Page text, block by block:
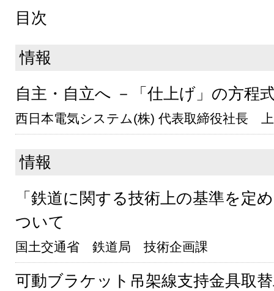
目次
情報
自主・自立へ －「仕上げ」の方程
西日本電気システム(株) 代表取締役社長
情報
「鉄道に関する技術上の基準を定
ついて
国土交通省 鉄道局 技術企画課
可動ブラケット吊架線支持金具取